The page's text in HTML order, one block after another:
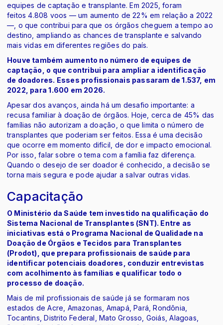
equipes de captação e transplante. Em 2025, foram
feitos 4.808 voos — um aumento de 22% em relação a 2022
—, o que contribui para que os órgãos cheguem a tempo ao
destino, ampliando as chances de transplante e salvando
mais vidas em diferentes regiões do país.
Houve também aumento no número de equipes de
captação, o que contribui para ampliar a identificação
de doadores. Esses profissionais passaram de 1.537, em
2022, para 1.600 em 2026.
Apesar dos avanços, ainda há um desafio importante: a
recusa familiar à doação de órgãos. Hoje, cerca de 45% das
famílias não autorizam a doação, o que limita o número de
transplantes que poderiam ser feitos. Essa é uma decisão
que ocorre em momento difícil, de dor e impacto emocional.
Por isso, falar sobre o tema com a família faz diferença.
Quando o desejo de ser doador é conhecido, a decisão se
torna mais segura e pode ajudar a salvar outras vidas.
Capacitação
O Ministério da Saúde tem investido na qualificação do
Sistema Nacional de Transplantes (SNT). Entre as
iniciativas está o Programa Nacional de Qualidade na
Doação de Órgãos e Tecidos para Transplantes
(Prodot), que prepara profissionais de saúde para
identificar potenciais doadores, conduzir entrevistas
com acolhimento às famílias e qualificar todo o
processo de doação.
Mais de mil profissionais de saúde já se formaram nos
estados de Acre, Amazonas, Amapá, Pará, Rondônia,
Tocantins, Distrito Federal, Mato Grosso, Goiás, Alagoas,